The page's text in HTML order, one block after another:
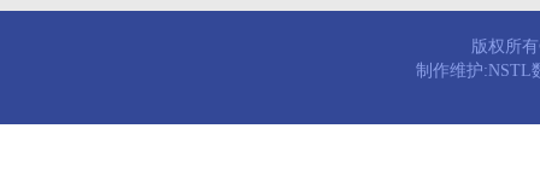
版权所
制作维护:NSTL